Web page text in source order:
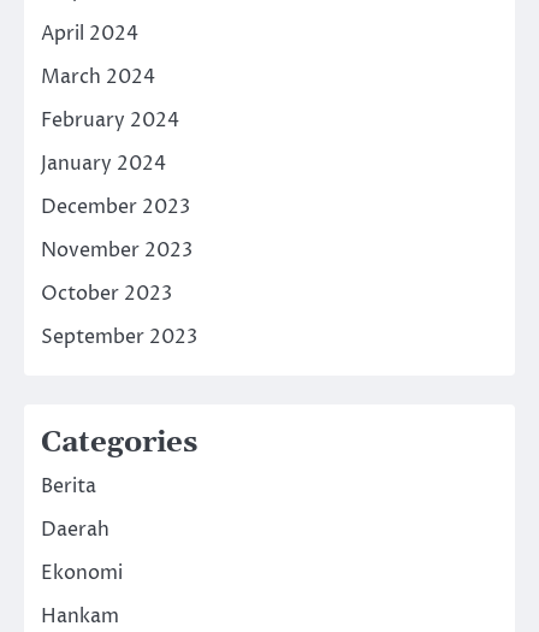
April 2024
March 2024
February 2024
January 2024
December 2023
November 2023
October 2023
September 2023
Categories
Berita
Daerah
Ekonomi
Hankam